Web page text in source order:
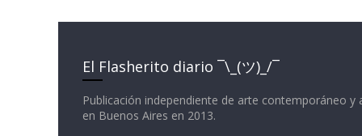
El Flasherito diario ¯\_(ツ)_/¯
Publicación independiente de arte contemporáneo y
en Buenos Aires en 2013.